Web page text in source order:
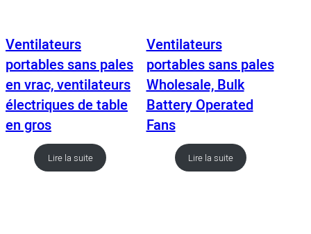
Ventilateurs
portables sans pales
en vrac, ventilateurs
électriques de table
en gros
Lire la suite
Ventilateurs
portables sans pales
Wholesale, Bulk
Battery Operated
Fans
Lire la suite